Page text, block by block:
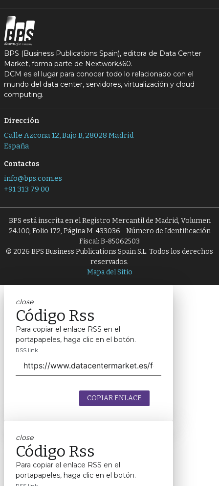
BPS (Business Publications Spain), editora de Data Center
Market, forma parte de Nextwork360.
DCM es el lugar para conocer todo lo relacionado con el
mundo del data center, servidores, virtualización y cloud
computing.
Dirección
Calle Azcona 12, Bajo B, 28028 Madrid
España
Contactos
info@bps.com.es
+91 313 79 00
BPS está inscrita en el Registro Mercantil de Madrid, Volumen
24.100, Folio 172, Página M-433036 - Número de Identificación
Fiscal: B-85062503
© 2026 BPS Business Publications Spain S.L. Todos los derechos
reservados.
Mapa del Sitio
close
Código Rss
Para copiar el enlace RSS en el
portapapeles, haga clic en el botón.
RSS link
COPIAR ENLACE
close
Código Rss
Para copiar el enlace RSS en el
portapapeles, haga clic en el botón.